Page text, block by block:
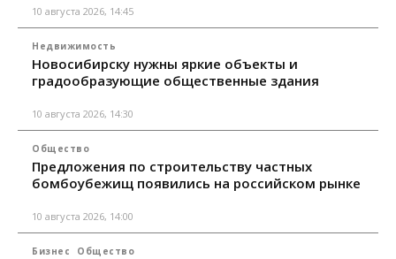
10 августа 2026, 14:45
Недвижимость
Новосибирску нужны яркие объекты и
градообразующие общественные здания
10 августа 2026, 14:30
Общество
Предложения по строительству частных
бомбоубежищ появились на российском рынке
10 августа 2026, 14:00
Бизнес Общество